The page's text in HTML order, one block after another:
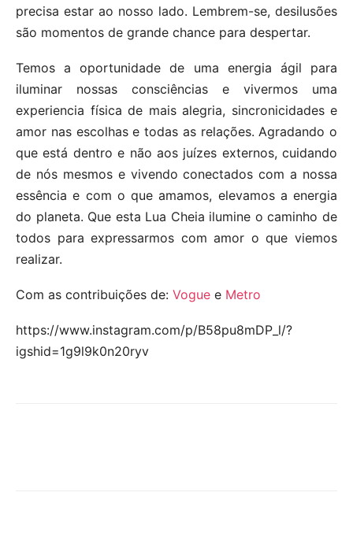
precisa estar ao nosso lado. Lembrem-se, desilusões
são momentos de grande chance para despertar.
Temos a oportunidade de uma energia ágil para
iluminar nossas consciências e vivermos uma
experiencia física de mais alegria, sincronicidades e
amor nas escolhas e todas as relações. Agradando o
que está dentro e não aos juízes externos, cuidando
de nós mesmos e vivendo conectados com a nossa
essência e com o que amamos, elevamos a energia
do planeta. Que esta Lua Cheia ilumine o caminho de
todos para expressarmos com amor o que viemos
realizar.
Com as contribuições de: Vogue e Metro
https://www.instagram.com/p/B58pu8mDP_l/?
igshid=1g9l9k0n20ryv